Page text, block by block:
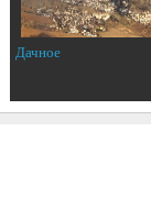
Дачное